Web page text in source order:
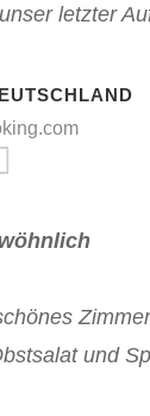
letzter
und